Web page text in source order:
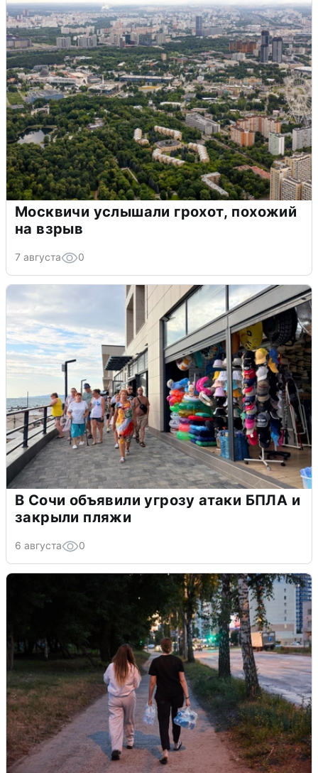
Москвичи услышали грохот, похожий
на взрыв
7 августа 0
В Сочи объявили угрозу атаки БПЛА и
закрыли пляжи
6 августа 0